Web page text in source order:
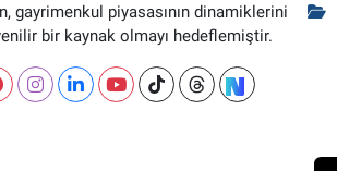
gayrimenkul piyasasının dinamiklerini
bir kaynak olmayı hedeflemiştir.